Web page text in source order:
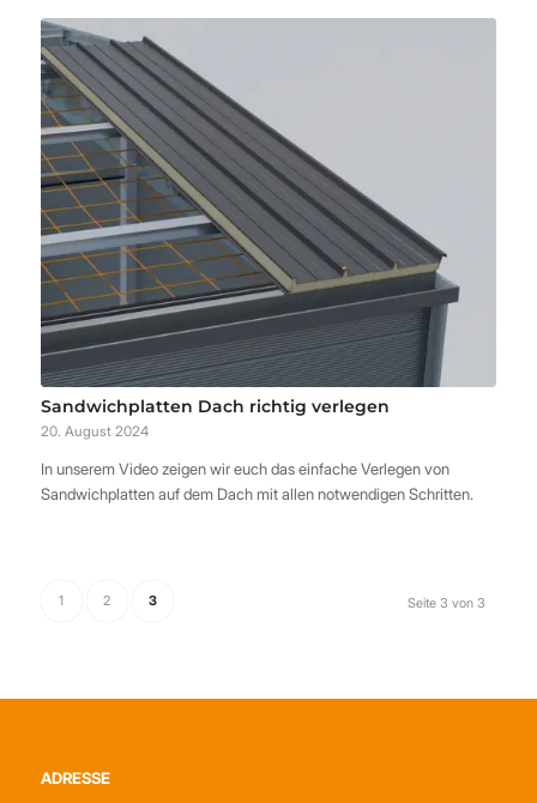
Sandwichplatten Dach richtig verlegen
20. August 2024
In unserem Video zeigen wir euch das einfache Verlegen von
Sandwichplatten auf dem Dach mit allen notwendigen Schritten.
Seite 3 von 3
1 2 3
ADRESSE